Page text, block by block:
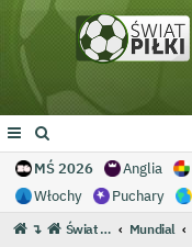
MŚ 2026 Anglia
Włochy
Puchary
↴ Świat Piłki - Największe forum piłki nożnej Mundial